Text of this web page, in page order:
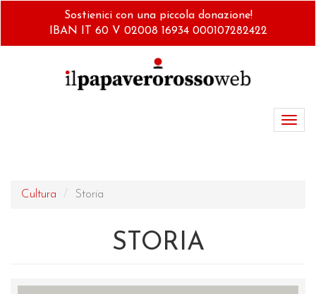
Sostienici con una piccola donazione!
IBAN IT 60 V 02008 16934 000107282422
Cultura Storia
STORIA